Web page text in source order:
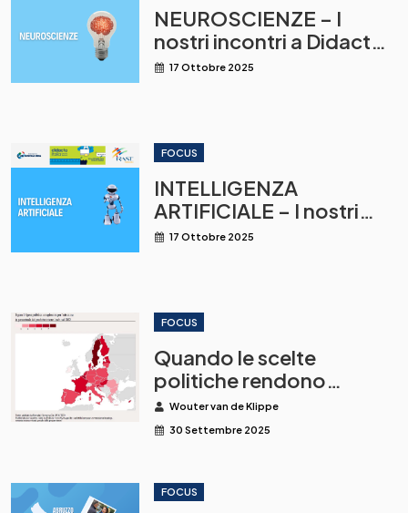
NEUROSCIENZE – I
nostri incontri a Didacta
Trentino
17 Ottobre 2025
FOCUS
INTELLIGENZA
ARTIFICIALE – I nostri
incontri a Didacta
17 Ottobre 2025
FOCUS
Quando le scelte
politiche rendono
insostenibile
l’insegnamento
Wouter van de Klippe
30 Settembre 2025
FOCUS